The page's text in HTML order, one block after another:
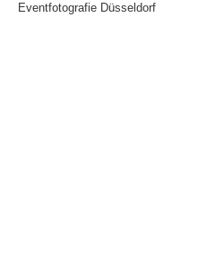
Eventfotografie Düsseldorf